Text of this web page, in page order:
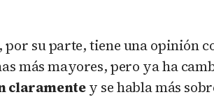
por su parte, tiene una opinión
más mayores, pero ya ha
claramentey se habla más